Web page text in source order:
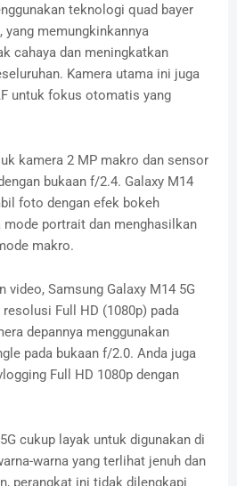
teknologi quad bayer
yang memungkinkannya
cahaya dan meningkatkan
Kamera utama ini juga
untuk fokus otomatis yang
kamera 2 MP makro dan sensor
bukaan f/2.4. Galaxy M14
foto dengan efek bokeh
mode portrait dan menghasilkan
makro.
video, Samsung Galaxy M14 5G
Full HD (1080p) pada
depannya menggunakan
pada bukaan f/2.0. Anda juga
Full HD 1080p dengan
cukup layak untuk digunakan di
warna yang terlihat jenuh dan
perangkat ini tidak dilengkapi